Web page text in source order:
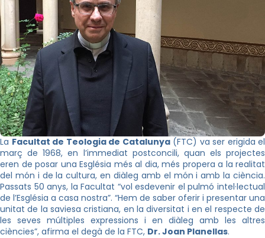
La Facultat de Teologia de Catalunya(FTC) va ser erigida el
març de 1968, en l’immediat postconcili, quan els projectes
eren de posar una Església més al dia, més propera a la realitat
del món i de la cultura, en diàleg amb el món i amb la ciència.
Passats 50 anys, la Facultat “vol esdevenir el pulmó intel·lectual
de l’Església a casa nostra”. “Hem de saber oferir i presentar una
unitat de la saviesa cristiana, en la diversitat i en el respecte de
les seves múltiples expressions i en diàleg amb les altres
ciències”, afirma el degà de la FTC, Dr. Joan Planellas.